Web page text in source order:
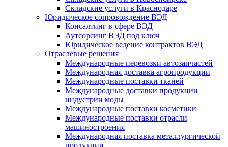
Складские услуги в Краснодаре
Юридическое сопровождение ВЭД
Консалтинг в сфере ВЭД
Аутсорсинг ВЭД под ключ
Юридическое ведение контрактов ВЭД
Отраслевые решения
Международные перевозки автозапчастей
Международная доставка агропродукции
Международные поставки тканей
Международные доставки продукции
индустрии моды
Международные поставки косметики
Международные поставки отрасли
машиностроения
Международная поставка металлургической
продукции